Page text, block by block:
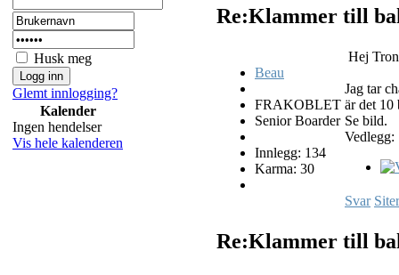
Husk meg
Glemt innlogging?
Kalender
Ingen hendelser
Vis hele kalenderen
Re:Klammer till
Beau
FRAKOBLET
Senior Boarder
Innlegg: 134
Karma: 30
Hej
Jag tar
är det 10
Se bild.
Vedlegg:
Svar Siter
Re:Klammer till